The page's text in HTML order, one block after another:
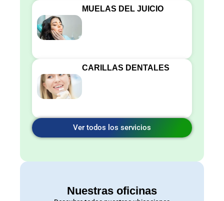
MUELAS DEL JUICIO
CARILLAS DENTALES
Ver todos los servicios
Nuestras oficinas